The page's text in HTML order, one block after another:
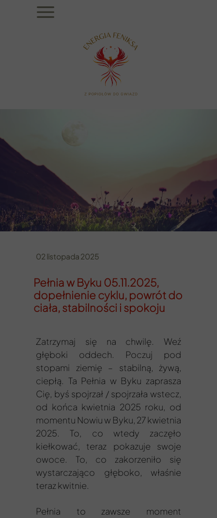
02 listopada 2025
Pełnia w Byku 05.11.2025,
dopełnienie cyklu, powrót do
ciała, stabilności i spokoju
Zatrzymaj się na chwilę. Weź
głęboki oddech. Poczuj pod
stopami ziemię – stabilną, żywą,
ciepłą. Ta Pełnia w Byku zaprasza
Cię, byś spojrzał / spojrzała wstecz,
od końca kwietnia 2025 roku, od
momentu Nowiu w Byku, 27 kwietnia
2025. To, co wtedy zaczęło
kiełkować, teraz pokazuje swoje
owoce. To, co zakorzeniło się
wystarczająco głęboko, właśnie
teraz kwitnie.
Pełnia to zawsze moment